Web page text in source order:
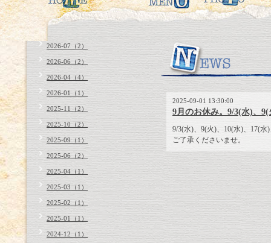
2025-09-01 13:30:00
9月のお休み。9/3(水)、
9/3(水)、9(火)、10(水)、17(
ご了承くださいませ。
2026-07（2）
2026-06（2）
2026-04（4）
2026-01（1）
2025-11（2）
2025-10（2）
2025-09（1）
2025-06（2）
2025-04（1）
2025-03（1）
2025-02（1）
2025-01（1）
2024-12（1）